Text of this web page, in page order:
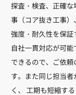
探査・検査、正確
事（コア抜き工事）
強度・耐久性を保
自社一貫対応が可
できるので、ご依
す。また同じ担当
く、 工期も短縮す